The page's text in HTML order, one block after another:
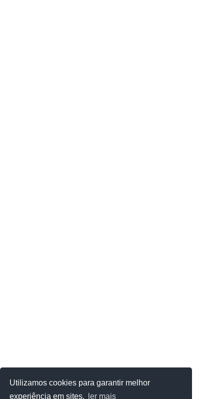
Utilizamos cookies para garantir melhor
experiência em sites.
ler mais